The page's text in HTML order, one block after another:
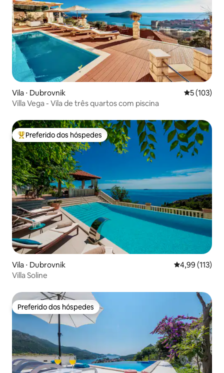
Vila ⋅ Dubrovnik 5 de uma
5 (103)
Villa Vega - Vila de três quartos com piscina
Entre os melhores preferidos dos hóspedes
Preferido dos hóspedes
Vila ⋅ Dubrovnik 4,99 de uma
4,99 (113)
Villa Soline
Preferido dos hóspedes
Preferido dos hóspedes